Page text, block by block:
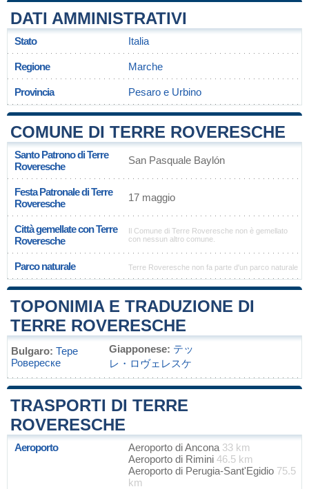
DATI AMMINISTRATIVI
Stato Italia
Regione Marche
Provincia Pesaro e Urbino
COMUNE DI TERRE ROVERESCHE
Santo Patrono di Terre
Roveresche
San Pasquale Baylón
Festa Patronale di Terre
Roveresche
17 maggio
Città gemellate con Terre
Roveresche
Il Comune di Terre Roveresche non è gemellato
con nessun altro comune.
Parco naturale Terre Roveresche non fa parte d'un parco naturale
TOPONIMIA E TRADUZIONE DI
TERRE ROVERESCHE
Bulgaro: Тере
Ровереске
Giapponese: テッ
レ・ロヴェレスケ
TRASPORTI DI TERRE
ROVERESCHE
Aeroporto Aeroporto di Ancona 33 km
Aeroporto di Rimini 46.5 km
Aeroporto di Perugia-Sant'Egidio 75.5
km